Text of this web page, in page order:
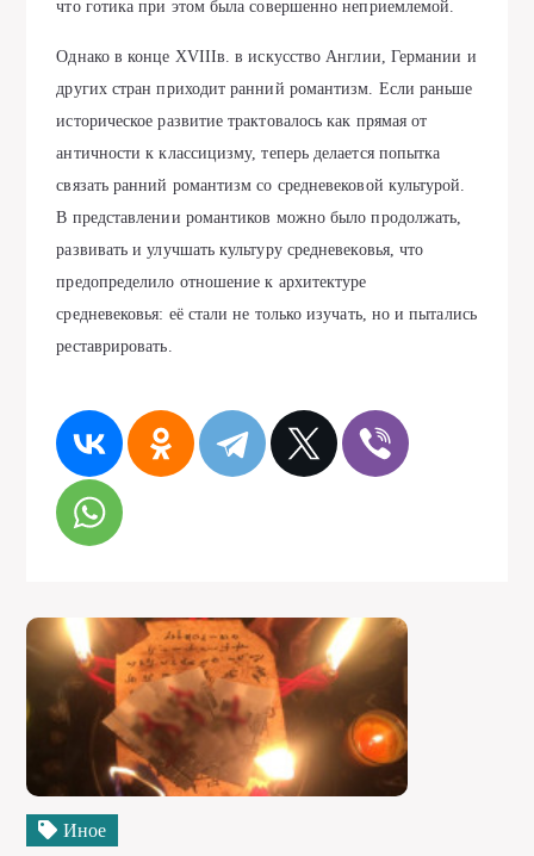
что готика при этом была совершенно неприемлемой.
Однако в конце ХVIIIв. в искусство Англии, Германии и
других стран приходит ранний романтизм. Если раньше
историческое развитие трактовалось как прямая от
античности к классицизму, теперь делается попытка
связать ранний романтизм со средневековой культурой.
В представлении романтиков можно было продолжать,
развивать и улучшать культуру средневековья, что
предопределило отношение к архитектуре
средневековья: её стали не только изучать, но и пытались
реставрировать.
Иное